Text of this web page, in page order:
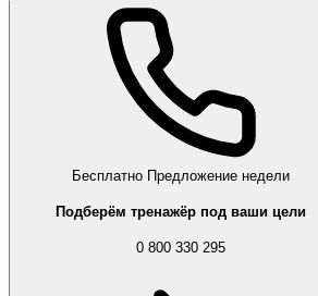
Бесплатно Предложение недели
Подберём тренажёр под ваши цели
0 800 330 295